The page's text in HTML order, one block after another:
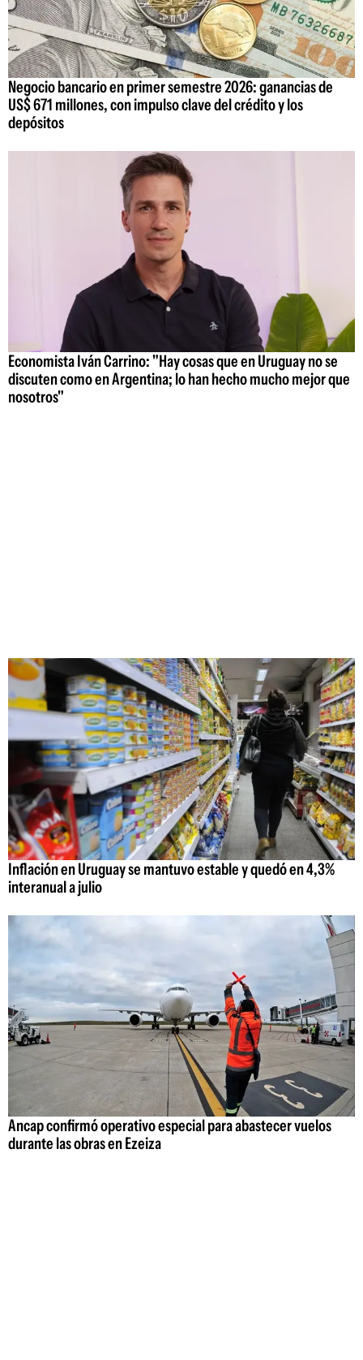
Negocio bancario en primer semestre 2026: ganancias de
US$ 671 millones, con impulso clave del crédito y los
depósitos
Economista Iván Carrino: "Hay cosas que en Uruguay no se
discuten como en Argentina; lo han hecho mucho mejor que
nosotros"
Inflación en Uruguay se mantuvo estable y quedó en 4,3%
interanual a julio
Ancap confirmó operativo especial para abastecer vuelos
durante las obras en Ezeiza